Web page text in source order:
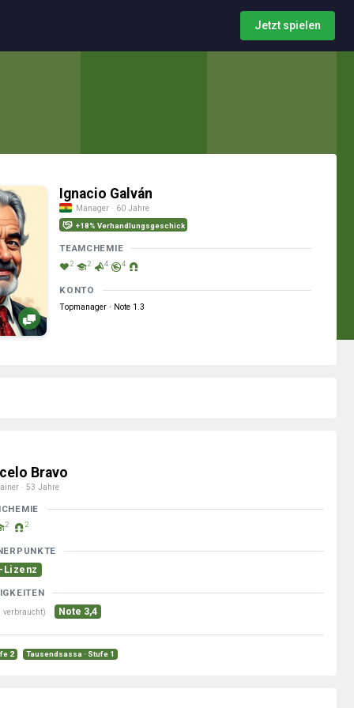
Jetzt spielen
Ignacio Galván
Manager · 60 Jahre
+18% Verhandlungsgeschick
TEAMCHEMIE
2 2 4 4
KONTO
Topmanager · Note 1.3
Bravo
· 53 Jahre
2 2
Lizenz
verbraucht) Note 3,4
2 Tausendsassa · Stufe 1